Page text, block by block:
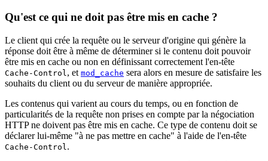
Qu'est ce qui ne doit pas être mis en cache ?
Le client qui crée la requête ou le serveur d'origine qui génère la
réponse doit être à même de déterminer si le contenu doit pouvoir
être mis en cache ou non en définissant correctement l'en-tête
Cache-Control, et mod_cache sera alors en mesure de satisfaire les
souhaits du client ou du serveur de manière appropriée.
Les contenus qui varient au cours du temps, ou en fonction de
particularités de la requête non prises en compte par la négociation
HTTP ne doivent pas être mis en cache. Ce type de contenu doit se
déclarer lui-même "à ne pas mettre en cache" à l'aide de l'en-tête
Cache-Control.